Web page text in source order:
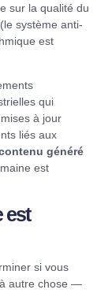
sur la qualité du
système anti-
est
qui
à jour
liés aux
généré
est
est
si vous
autre chose —